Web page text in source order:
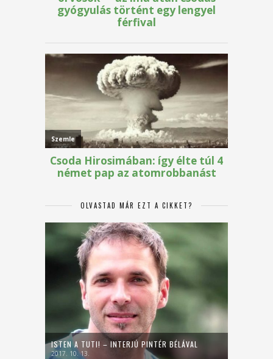
OLVASTAD MÁR EZT A CIKKET?
ISTEN A TUTI! – INTERJÚ PINTÉR BÉLÁVAL
2017. 10. 13.